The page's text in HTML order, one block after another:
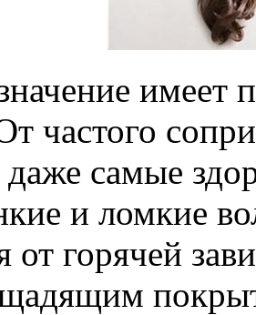
имеет
частого
самые
и ломкие
от горячей